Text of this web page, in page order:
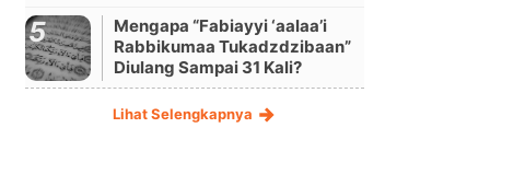
Mengapa “Fabiayyi ‘aalaa’i
Rabbikumaa Tukadzdzibaan”
Diulang Sampai 31 Kali?
Lihat Selengkapnya